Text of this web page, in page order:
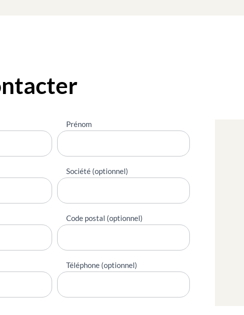
Prénom
Société (optionnel)
Code postal (optionnel)
Téléphone (optionnel)